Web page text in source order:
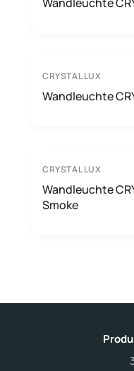
CRYSTAL LUX
Wandleuchte
CRYSTAL LUX
Wandleuchte
Smoke